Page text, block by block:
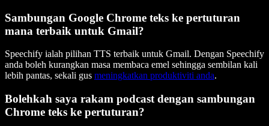
Sambungan Google Chrome teks ke pertuturan
mana terbaik untuk Gmail?
Speechify ialah pilihan TTS terbaik untuk Gmail. Dengan Speechify
anda boleh kurangkan masa membaca emel sehingga sembilan kali
lebih pantas, sekali gus meningkatkan produktiviti anda.
Bolehkah saya rakam podcast dengan sambungan
Chrome teks ke pertuturan?